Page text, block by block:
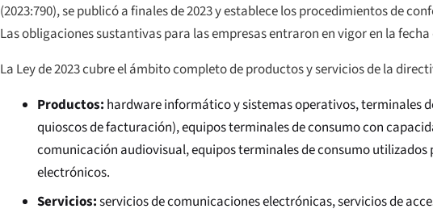
(2023:790), se publicó a finales de 2023 y establece los procedimientos de
Las obligaciones sustantivas para las empresas entraron en vigor en la
La Ley de 2023 cubre el ámbito completo de productos y servicios de la
Productos: hardware informático y sistemas operativos, terminales
quioscos de facturación), equipos terminales de consumo con
comunicación audiovisual, equipos terminales de consumo
electrónicos.
Servicios:servicios de comunicaciones electrónicas, servicios de